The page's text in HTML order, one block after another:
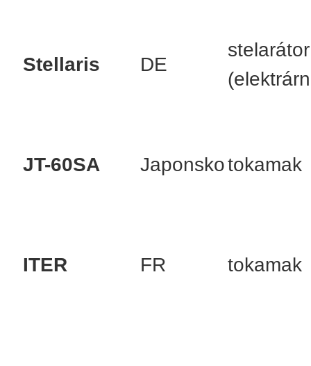
Stellaris DE
stelarátor
JT-60SA Japonskotokamak
ITER FR tokamak